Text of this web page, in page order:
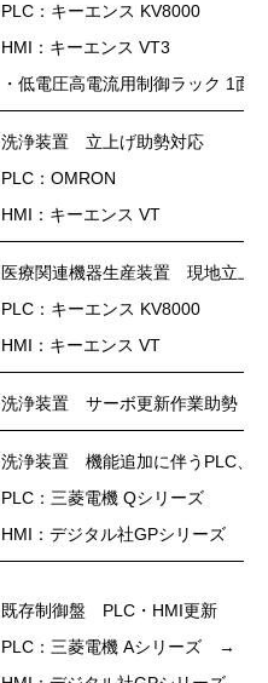
PLC：キーエンス KV8000
HMI：キーエンス VT3
・低電圧高電流用制御ラック 1面
洗浄装置 立上げ助勢対応
PLC：OMRON
HMI：キーエンス VT
医療関連機器生産装置 現地立上
PLC：キーエンス KV8000
HMI：キーエンス VT
洗浄装置 サーボ更新作業助勢
洗浄装置 機能追加に伴うPLC、
PLC：三菱電機 Qシリーズ
HMI：デジタル社GPシリーズ
既存制御盤 PLC・HMI更新
PLC：三菱電機 Aシリーズ → 三